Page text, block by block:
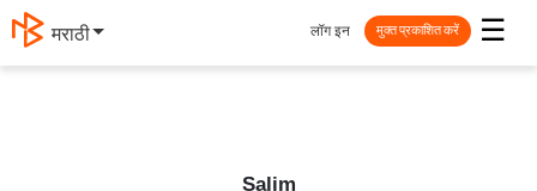
मराठी ☰
लॉग इन मुक्त प्रकाशित करें
Salim